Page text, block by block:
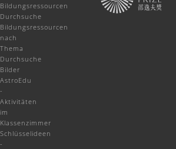
Bildungsressourcen
Durchsuche
Bildungsressourcen
nach
Thema
Durchsuche
Bilder
AstroEdu
-
Aktivitäten
im
Klassenzimmer
Schlüsselideen
-